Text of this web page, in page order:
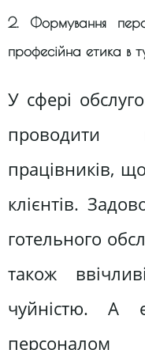
2. Формування
професійна етика в
У сфері
проводити
працівників,
клієнтів.
готельного
також
чуйністю. А
персоналом